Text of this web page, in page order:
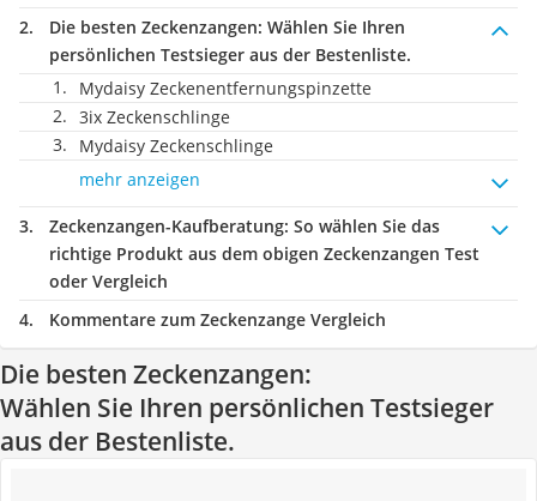
Die besten Zeckenzangen: Wählen Sie Ihren
persönlichen Testsieger aus der Bestenliste.
Mydaisy Zeckenentfernungspinzette
3ix Zeckenschlinge
Mydaisy Zeckenschlinge
mehr anzeigen
Zeckenzangen-Kaufberatung: So wählen Sie das
richtige Produkt aus dem obigen Zeckenzangen Test
oder Vergleich
Kommentare zum Zeckenzange Vergleich
Die besten Zeckenzangen:
Wählen Sie Ihren persönlichen Testsieger
aus der Bestenliste.